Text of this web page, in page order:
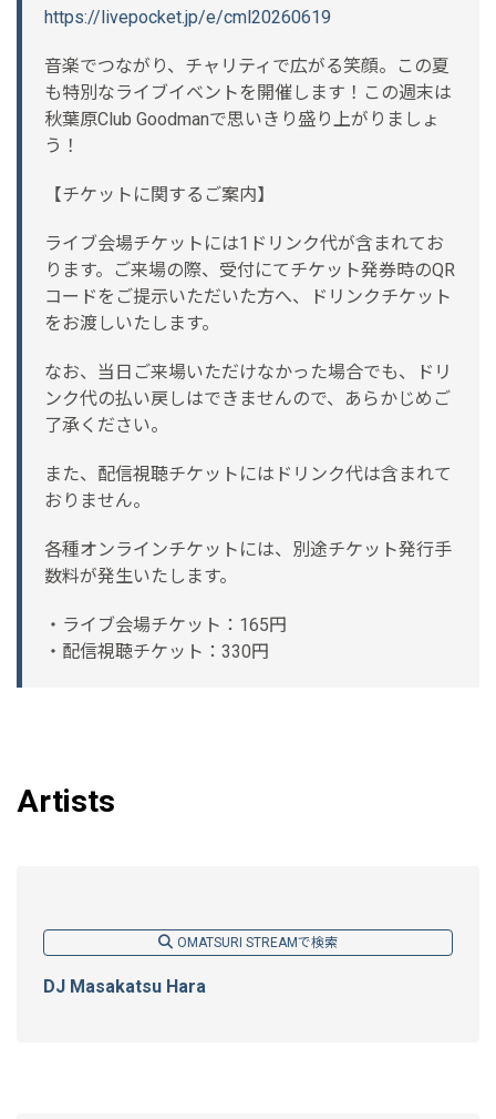
https://livepocket.jp/e/cml20260619
音楽でつながり、チャリティで広がる笑顔。この夏
も特別なライブイベントを開催します！この週末は
秋葉原Club Goodmanで思いきり盛り上がりましょ
う！
【チケットに関するご案内】
ライブ会場チケットには1ドリンク代が含まれてお
ります。ご来場の際、受付にてチケット発券時のQR
コードをご提示いただいた方へ、ドリンクチケット
をお渡しいたします。
なお、当日ご来場いただけなかった場合でも、ドリ
ンク代の払い戻しはできませんので、あらかじめご
了承ください。
また、配信視聴チケットにはドリンク代は含まれて
おりません。
各種オンラインチケットには、別途チケット発行手
数料が発生いたします。
・ライブ会場チケット：165円
・配信視聴チケット：330円
Artists
OMATSURI STREAMで検索
DJ Masakatsu Hara